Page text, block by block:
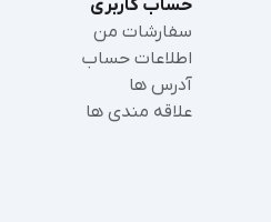
حساب کاربری
سفارشات من
اطلاعات حساب
آدرس ها
علاقه مندی ها